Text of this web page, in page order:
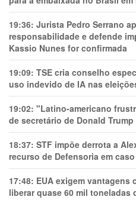
19:36: Jurista Pedro Serrano
responsabilidade e defende
Kassio Nunes for confirmada
19:09: TSE cria conselho
uso indevido de IA nas
19:02: "Latino-americano
de secretário de Donald Trump
18:37: STF impõe derrota a
recurso de Defensoria em
17:48: EUA exigem vantagens
liberar quase 60 mil toneladas